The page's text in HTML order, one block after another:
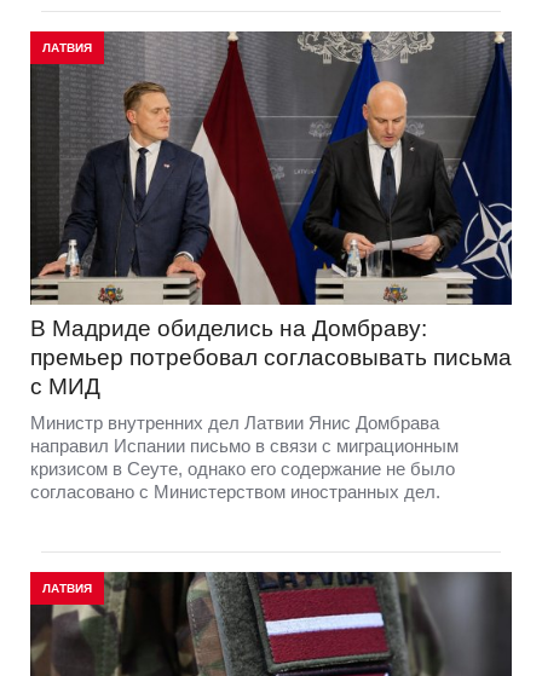
ЛАТВИЯ
В Мадриде обиделись на Домбраву:
премьер потребовал согласовывать письма
с МИД
Министр внутренних дел Латвии Янис Домбрава
направил Испании письмо в связи с миграционным
кризисом в Сеуте, однако его содержание не было
согласовано с Министерством иностранных дел.
ЛАТВИЯ